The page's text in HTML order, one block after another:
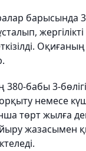
барысында
380-бабы 3-
немесе
төрт жылға
жазасымен